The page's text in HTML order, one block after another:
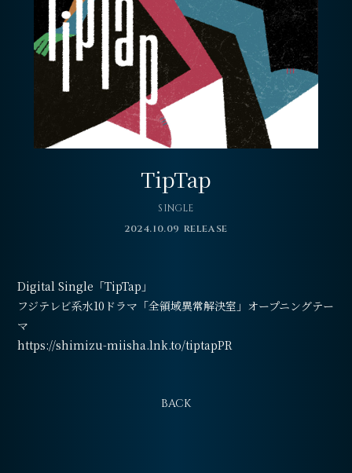
OFFSHOT DIARY
MOVIE
会員登録 ログイン
TipTap
SINGLE
2024.10.09 RELEASE
Digital Single「TipTap」
フジテレビ系水10ドラマ「全領域異常解決室」オープニングテー
マ
https://shimizu-miisha.lnk.to/tiptapPR
BACK